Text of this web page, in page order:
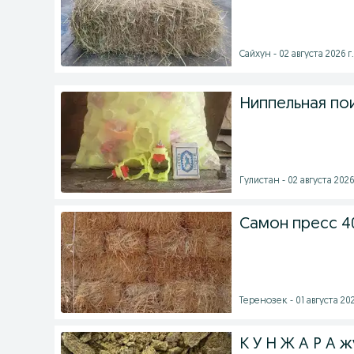
Сайхун - 02 августа 2026 г.
Ниппельная
Гулистан - 02 августа
Самон пресс
Теренозек - 01 августа
К У Н Ж А Р А